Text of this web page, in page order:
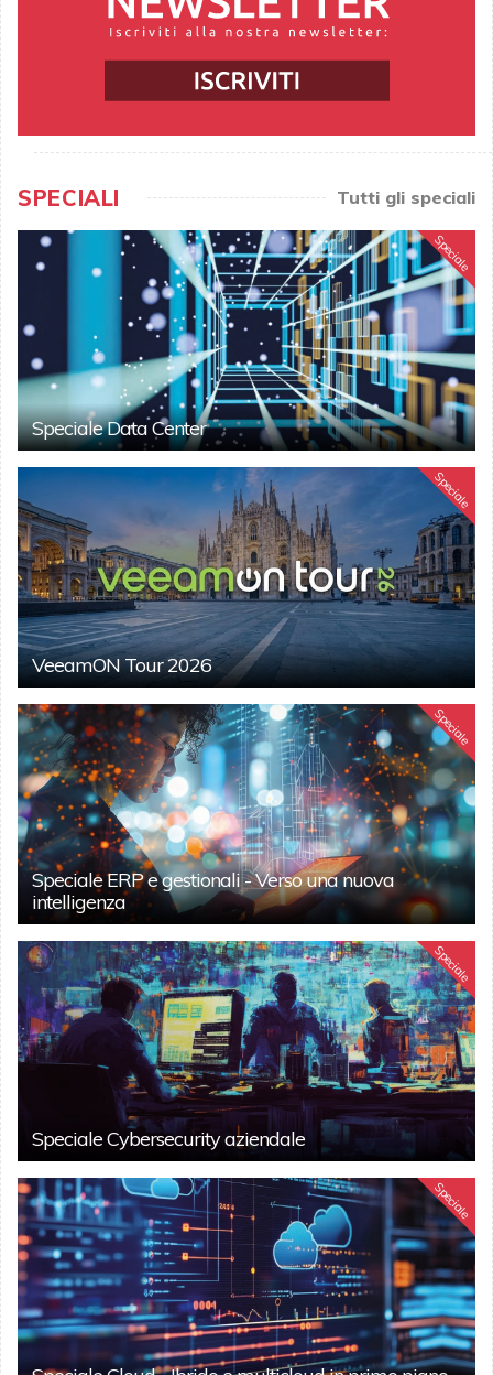
SPECIALI Tutti gli speciali
Speciale
Speciale Data Center
Speciale
VeeamON Tour 2026
Speciale
Speciale ERP e gestionali - Verso una nuova
intelligenza
Speciale
Speciale Cybersecurity aziendale
Speciale